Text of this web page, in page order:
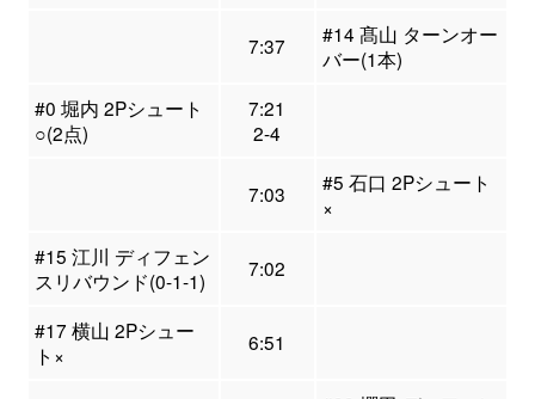
7:37
#14 髙山 ターンオー
バー(1本)
#0 堀内 2Pシュート
○(2点)
7:21
2-4
7:03
#5 石口 2Pシュート
×
#15 江川 ディフェン
スリバウンド(0-1-1)
7:02
#17 横山 2Pシュー
ト×
6:51